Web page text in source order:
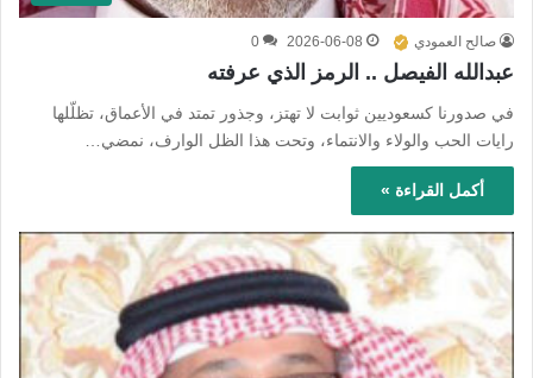
صالح العمودي 2026-06-08
0
عبدالله الفيصل .. الرمز الذي عرفته
في صدورنا كسعوديين ثوابت لا تهتز، وجذور تمتد في الأعماق، تظلّلها
رايات الحب والولاء والانتماء، وتحت هذا الظل الوارف، نمضي…
أكمل القراءة »